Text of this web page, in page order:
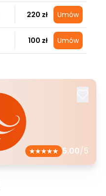
220 zł Umów
100 zł Umów
5.00/5